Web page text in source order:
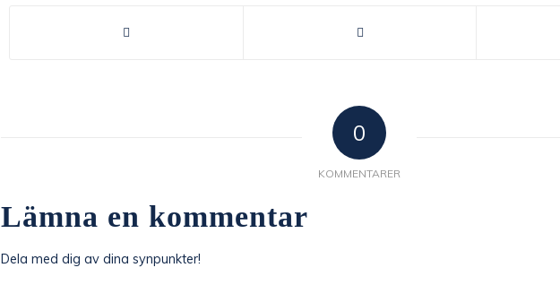
0
KOMMENTARER
Lämna en kommentar
Dela med dig av dina synpunkter!